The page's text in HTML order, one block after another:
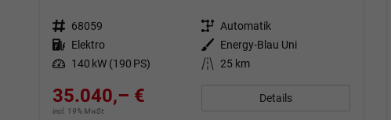
Fahrzeugnr. 68059 Getriebe Automatik
Kraftstoff Elektro Außenfarbe
Energy-Blau Uni
Leistung 140 kW (190 PS) Kilometerstand 25 km
35.040,– €
incl. 19% MwSt.
Details